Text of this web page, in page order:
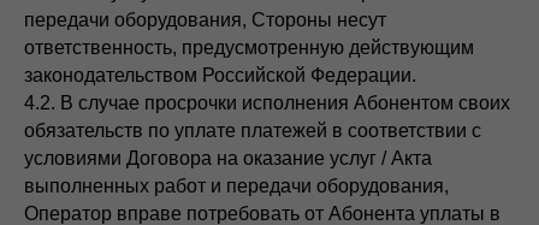
передачи оборудования, Стороны несут
ответственность, предусмотренную действующим
законодательством Российской Федерации.
4.2. В случае просрочки исполнения Абонентом своих
обязательств по уплате платежей в соответствии с
условиями Договора на оказание услуг / Акта
выполненных работ и передачи оборудования,
Оператор вправе потребовать от Абонента уплаты в